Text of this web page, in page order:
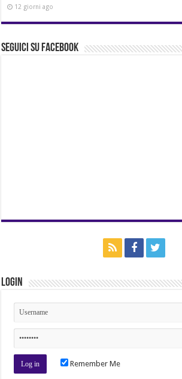
12 giorni ago
Seguici su Facebook
Login
Remember Me